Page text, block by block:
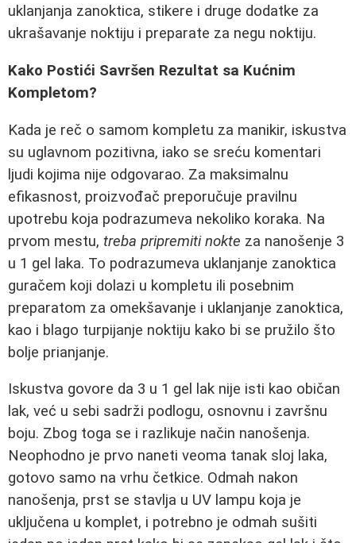
uklanjanja zanoktica, stikere i druge dodatke za
ukrašavanje noktiju i preparate za negu noktiju.
Kako Postići Savršen Rezultat sa Kućnim
Kompletom?
Kada je reč o samom kompletu za manikir, iskustva
su uglavnom pozitivna, iako se sreću komentari
ljudi kojima nije odgovarao. Za maksimalnu
efikasnost, proizvođač preporučuje pravilnu
upotrebu koja podrazumeva nekoliko koraka. Na
prvom mestu, treba pripremiti nokte za nanošenje 3
u 1 gel laka. To podrazumeva uklanjanje zanoktica
guračem koji dolazi u kompletu ili posebnim
preparatom za omekšavanje i uklanjanje zanoktica,
kao i blago turpijanje noktiju kako bi se pružilo što
bolje prianjanje.
Iskustva govore da 3 u 1 gel lak nije isti kao običan
lak, već u sebi sadrži podlogu, osnovnu i završnu
boju. Zbog toga se i razlikuje način nanošenja.
Neophodno je prvo naneti veoma tanak sloj laka,
gotovo samo na vrhu četkice. Odmah nakon
nanošenja, prst se stavlja u UV lampu koja je
uključena u komplet, i potrebno je odmah sušiti